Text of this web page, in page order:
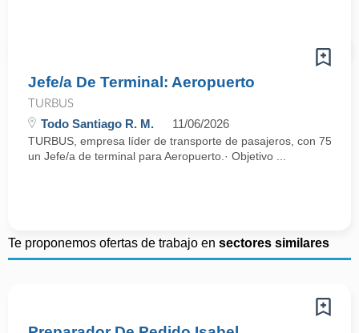
Jefe/a De Terminal: Aeropuerto
TURBUS
Todo Santiago R. M. 11/06/2026
TURBUS, empresa líder de transporte de pasajeros, con 75
un Jefe/a de terminal para Aeropuerto.· Objetivo ...
Te proponemos ofertas de trabajo en sectores similares